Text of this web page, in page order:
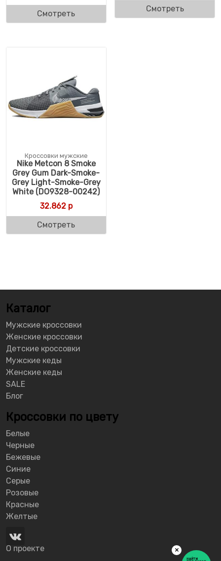
Смотреть
Смотреть
Кроссовки мужские
Nike Metcon 8 Smoke
Grey Gum Dark-Smoke-
Grey Light-Smoke-Grey
White (DO9328-00242)
32.862р
Смотреть
Каталог
Мужские кроссовки
Женские кроссовки
Детские кроссовки
Мужские кеды
Женские кеды
SALE
Блог
Кроссовки по цвету
Белые
Черные
Бежевые
Синие
Серые
Розовые
Красные
Желтые
О проекте ×